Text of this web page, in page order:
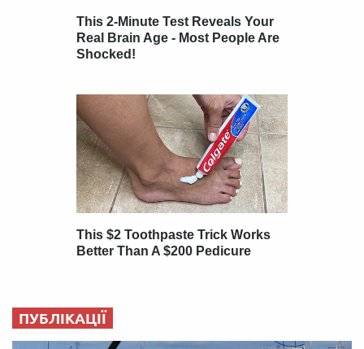
ПУБЛІКАЦІЇ